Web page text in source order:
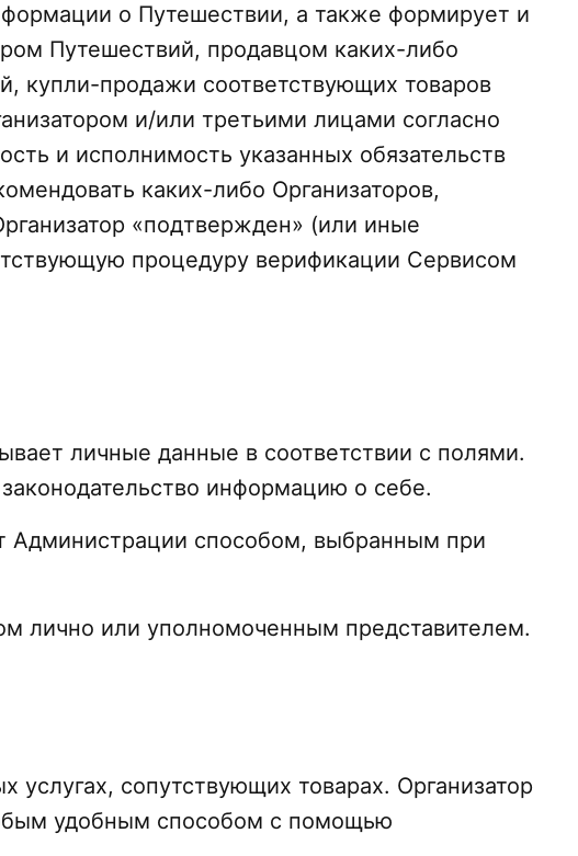
о Путешествии, а также формирует и
Путешествий, продавцом каких-либо
купли-продажи соответствующих товаров
и/или третьими лицами согласно
и исполнимость указанных обязательств
каких-либо Организаторов,
«подтвержден» (или иные
процедуру верификации Сервисом
личные данные в соответствии с полями.
информацию о себе.
Администрации способом, выбранным при
лично или уполномоченным представителем.
сопутствующих товарах. Организатор
удобным способом с помощью